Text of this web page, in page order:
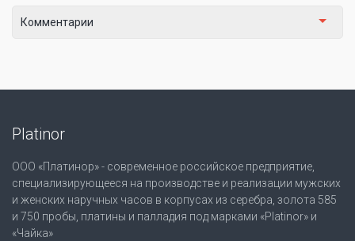
Комментарии
Platinor
ООО «Платинор» - современное российское предприятие,
специализирующееся на производстве и реализации мужских
и женских наручных часов в корпусах из серебра, золота 585
и 750 пробы, платины и палладия под марками «Platinor» и
«Чайка»